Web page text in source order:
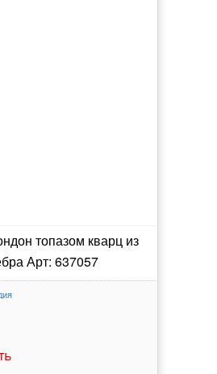
топазом кварц из
Арт: 637057